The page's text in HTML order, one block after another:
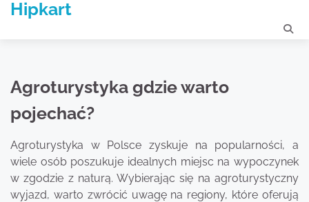
SkipHipkart
Agroturystyka gdzie warto
pojechać?
Agroturystyka w Polsce zyskuje na popularności, a
wiele osób poszukuje idealnych miejsc na wypoczynek
w zgodzie z naturą. Wybierając się na agroturystyczny
wyjazd, warto zwrócić uwagę na regiony, które oferują